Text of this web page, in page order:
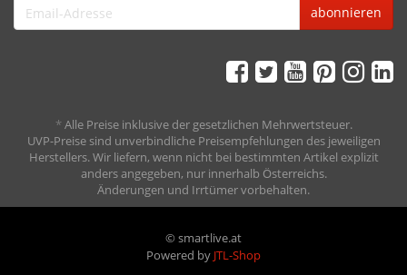
Adresse
abonnieren
*Alle Preise inklusive der gesetzlichen Mehrwertsteuer.
UVP-Preise sind unverbindliche Preisempfehlungen des jeweiligen
Herstellers. Wir liefern, wenn nicht bei bestimmten Artikel explizit
anders angegeben, nur innerhalb Österreichs.
Änderungen und Irrtümer vorbehalten.
© smartlive.at
Powered by JTL-Shop